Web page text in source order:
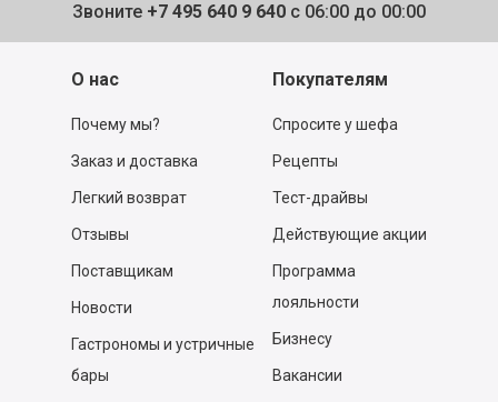
Звоните +7 495 640 9 640 с 06:00 до 00:00
О нас
Почему мы?
Заказ и доставка
Легкий возврат
Отзывы
Поставщикам
Новости
Гастрономы и устричные
бары
Покупателям
Спросите у шефа
Рецепты
Тест-драйвы
Действующие акции
Программа
лояльности
Бизнесу
Вакансии